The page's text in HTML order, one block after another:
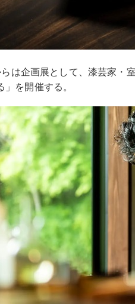
は企画展として、漆芸家・
」を開催する。